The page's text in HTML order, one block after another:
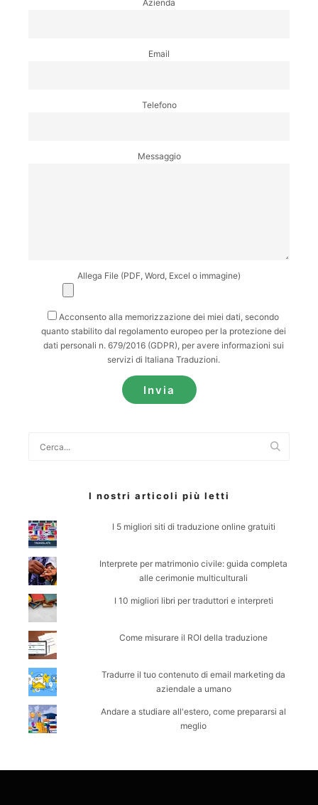
Azienda
Email
Telefono
Messaggio
Allega File (PDF, Word, Excel o immagine)
Acconsento alla memorizzazione dei miei dati, secondo
quanto stabilito dal regolamento europeo per la protezione dei
dati personali n. 679/2016 (GDPR), per avere informazioni sui
servizi di Italiana Traduzioni.
I nostri articoli più letti
I 5 migliori siti di traduzione online gratuiti
Interprete per matrimonio civile: guida completa
alle cerimonie multiculturali
I 10 migliori libri per traduttori e interpreti
Come misurare il ROI della traduzione
Tradurre il tuo contenuto di email marketing da
aziendale a umano
Andare a studiare all'estero, come prepararsi al
meglio